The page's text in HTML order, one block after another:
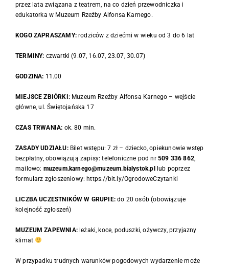
przez lata związana z teatrem, na co dzień przewodniczka i
edukatorka w Muzeum Rzeźby Alfonsa Karnego.
KOGO ZAPRASZAMY:rodziców z dziećmi w wieku od 3 do 6 lat
TERMINY: czwartki (9.07, 16.07, 23.07, 30.07)
GODZINA: 11.00
MIEJSCE ZBIÓRKI: Muzeum Rzeźby Alfonsa Karnego – wejście
główne, ul. Świętojańska 17
CZAS TRWANIA: ok. 80 min.
ZASADY UDZIAŁU:Bilet wstępu: 7 zł – dziecko, opiekunowie wstęp
bezpłatny, obowiązują zapisy: telefoniczne pod nr 509 336 862,
mailowo: muzeum.karnego@muzeum.bialystok.pl
lub poprzez
formularz zgłoszeniowy: https://bit.ly/OgrodoweCzytanki
LICZBA UCZESTNIKÓW W GRUPIE: do 20 osób (obowiązuje
kolejność zgłoszeń)
MUZEUM ZAPEWNIA:leżaki, koce, poduszki, ożywczy, przyjazny
klimat
W przypadku trudnych warunków pogodowych wydarzenie może